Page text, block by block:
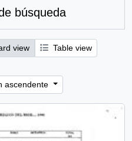
búsqueda
view
Table view
ascendente